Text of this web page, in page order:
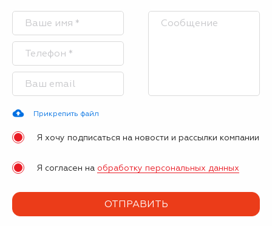
Прикрепить файл
Я хочу подписаться на новости и рассылки компании
Я согласен на обработку персональных данных